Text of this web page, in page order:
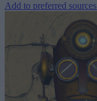
Add to preferred sources